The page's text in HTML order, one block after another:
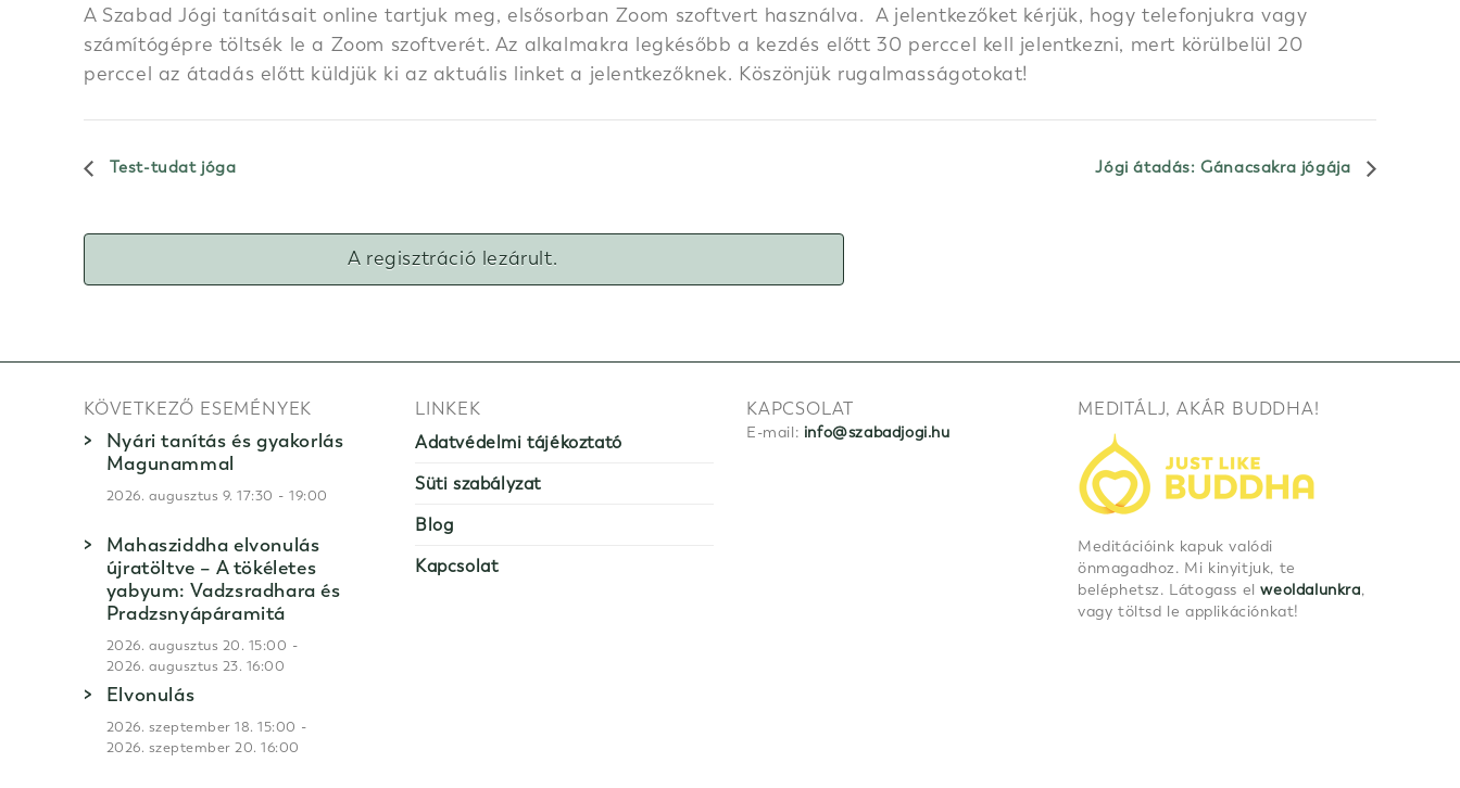
A Szabad Jógi tanításait online tartjuk meg, elsősorban Zoom szoftvert használva. A jelentkezőket kérjük, hogy telefonjukra vagy
számítógépre töltsék le a Zoom szoftverét. Az alkalmakra legkésőbb a kezdés előtt 30 perccel kell jelentkezni, mert körülbelül 20
perccel az átadás előtt küldjük ki az aktuális linket a jelentkezőknek. Köszönjük rugalmasságotokat!
Test-tudat jóga Jógi átadás: Gánacsakra jógája
A regisztráció lezárult.
KÖVETKEZŐ ESEMÉNYEK
Nyári tanítás és gyakorlás
Magunammal
2026. augusztus 9. 17:30 -19:00
Mahasziddha elvonulás
újratöltve – A tökéletes
yabyum: Vadzsradhara és
Pradzsnyápáramitá
2026. augusztus 20. 15:00 -
2026. augusztus 23. 16:00
Elvonulás
2026. szeptember 18. 15:00 -
2026. szeptember 20. 16:00
LINKEK
Adatvédelmi tájékoztató
Süti szabályzat
Blog
Kapcsolat
KAPCSOLAT
E-mail: info@szabadjogi.hu
MEDITÁLJ, AKÁR BUDDHA!
Meditációink kapuk valódi
önmagadhoz. Mi kinyitjuk, te
beléphetsz. Látogass elweoldalunkra,
vagy töltsd le applikációnkat!